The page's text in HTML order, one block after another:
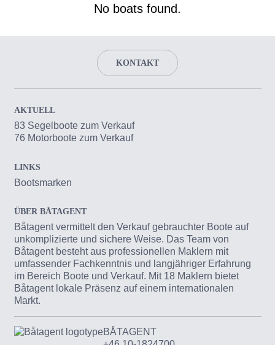
No boats found.
KONTAKT
AKTUELL
83 Segelboote zum Verkauf
76 Motorboote zum Verkauf
LINKS
Bootsmarken
ÜBER BÅTAGENT
Båtagent vermittelt den Verkauf gebrauchter Boote auf
unkomplizierte und sichere Weise. Das Team von
Båtagent besteht aus professionellen Maklern mit
umfassender Fachkenntnis und langjähriger Erfahrung
im Bereich Boote und Verkauf. Mit 18 Maklern bietet
Båtagent lokale Präsenz auf einem internationalen
Markt.
BÅTAGENT